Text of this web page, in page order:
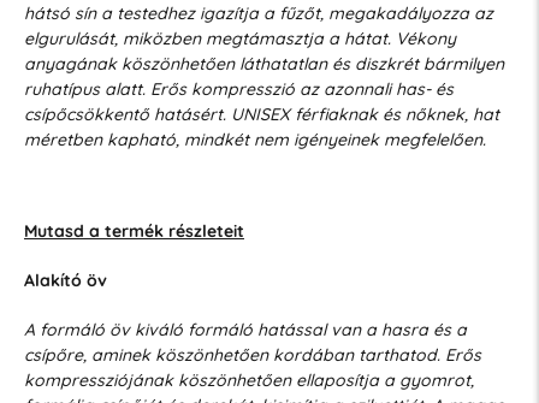
hátsó sín a testedhez igazítja a fűzőt, megakadályozza az
elgurulását, miközben megtámasztja a hátat. Vékony
anyagának köszönhetően láthatatlan és diszkrét bármilyen
ruhatípus alatt. Erős kompresszió az azonnali has- és
csípőcsökkentő hatásért. UNISEX férfiaknak és nőknek, hat
méretben kapható, mindkét nem igényeinek megfelelően.
Mutasd a termék részleteit
Alakító öv
A formáló öv kiváló formáló hatással van a hasra és a
csípőre, aminek köszönhetően kordában tarthatod. Erős
kompressziójának köszönhetően ellaposítja a gyomrot,